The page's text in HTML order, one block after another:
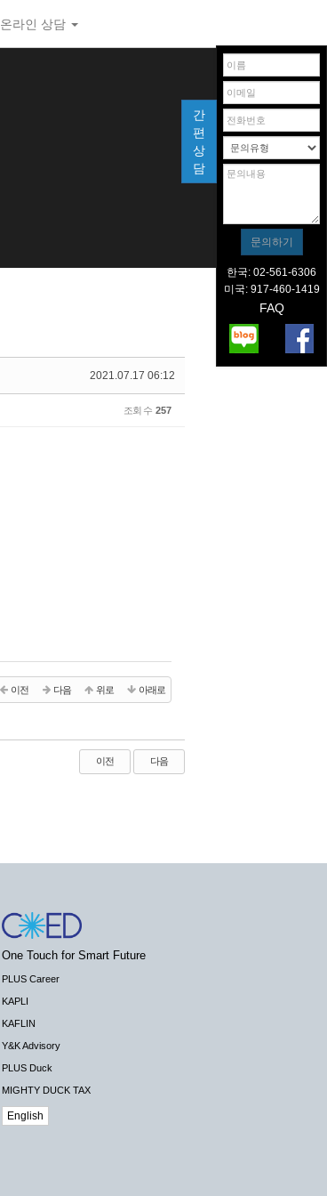
온라인 상담
2021.07.17 06:12
조회 수 257
이전 다음 위로 아래로
이전 다음
간
편
상
담
한국: 02-561-6306
미국: 917-460-1419
FAQ
One Touch for Smart Future
PLUS Career
KAPLI
KAFLIN
Y&K Advisory
PLUS Duck
MIGHTY DUCK TAX
English